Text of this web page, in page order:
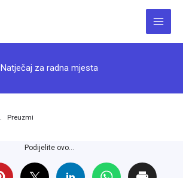
Main
Natječaj za radna mjesta
Preuzmi
Podijelite ovo...